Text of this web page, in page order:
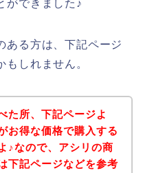
ができました♪
ある方は、下記ページ
しれません。
た所、下記ページよ
お得な価格で購入する
♪なので、アシリの商
下記ページなどを参考